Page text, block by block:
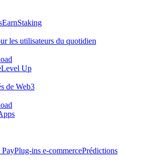
EarnStaking
les utilisateurs du quotidien
Level Up
de Web3
Plug-ins e-commercePrédictions